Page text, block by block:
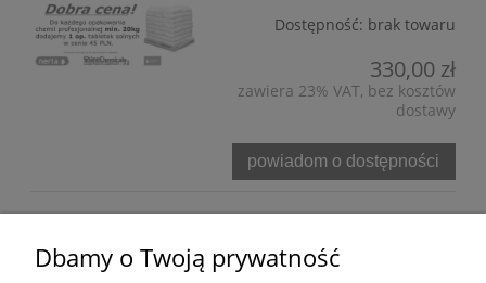
Dostępność: brak towaru
330,00 zł
zawiera 23% VAT, bez kosztów
dostawy
powiadom o dostępności
Bezpieczne formy płatności
Dbamy o Twoją prywatność